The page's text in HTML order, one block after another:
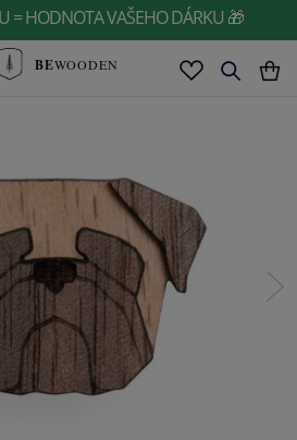
= HODNOTA VAŠEHO DÁRKU 🎁
BEWOODEN